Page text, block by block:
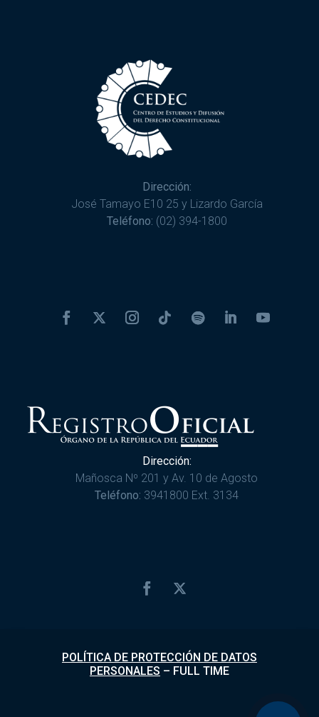
Dirección:
José Tamayo E10 25 y Lizardo García
Teléfono: (02) 394-1800
Dirección:
Mañosca Nº 201 y Av. 10 de Agosto
Teléfono: 3941800 Ext. 3134
POLÍTICA DE PROTECCIÓN DE DATOS
PERSONALES – FULL TIME